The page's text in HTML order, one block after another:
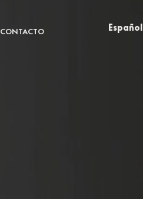
CONTACTO Español
English